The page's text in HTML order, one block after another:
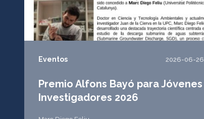
Eventos 2026-06-26
Premio Alfons Bayó para Jóvenes
Investigadores 2026